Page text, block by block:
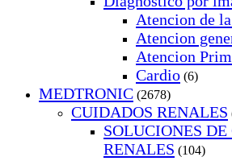
Atencion de
Atencion
Atencion
Cardio (6)
MEDTRONIC (2678)
CUIDADOS RENALES
SOLUCIONES
RENALES (104)